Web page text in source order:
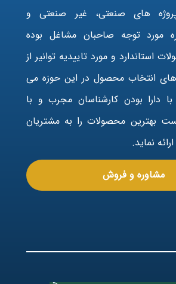
های صنعتی، غیر صنعتی و
مورد توجه صاحبان مشاغل بوده
استاندارد و مورد تاییدیه توانیر از
های انتخاب محصول در این حوزه می
با دارا بودن کارشناسان مجرب و با
بهترین محصولات را به مشتریان
نماید.
مشاوره و فروش